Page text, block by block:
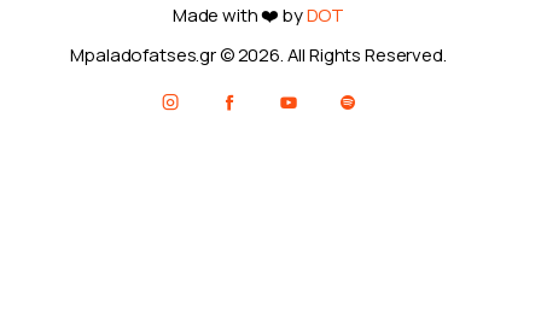
Made with ❤️ byDOT
Mpaladofatses.gr © 2026. All Rights Reserved.